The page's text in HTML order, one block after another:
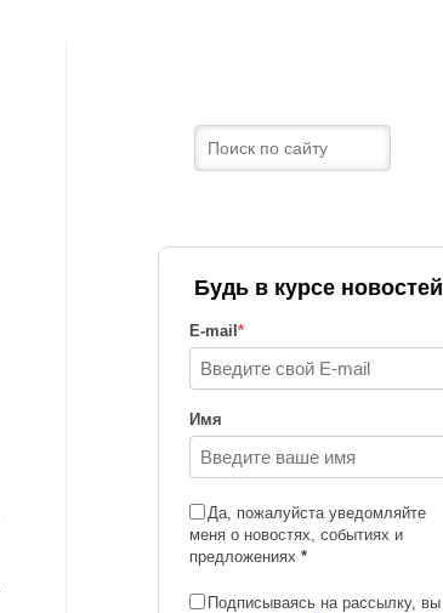
Будь в курсе новостей
E-mail *
Имя
Да, пожалуйста уведомляйте
меня о новостях, событиях и
предложениях *
Подписываясь на рассылку, вы